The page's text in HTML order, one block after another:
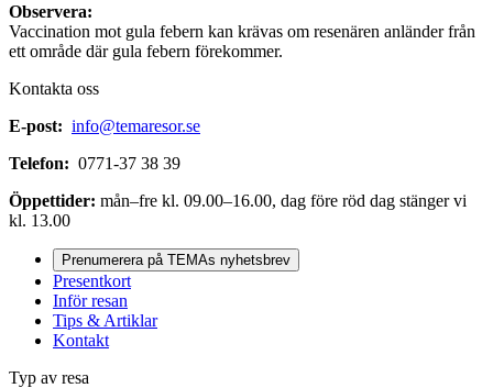
Observera:
Vaccination mot gula febern kan krävas om resenären anländer från
ett område där gula febern förekommer.
Kontakta oss
E-post: info@temaresor.se
Telefon: 0771-37 38 39
Öppettider: mån–fre kl. 09.00–16.00, dag före röd dag stänger vi
kl. 13.00
Prenumerera på TEMAs nyhetsbrev
Presentkort
Inför resan
Tips & Artiklar
Kontakt
Typ av resa